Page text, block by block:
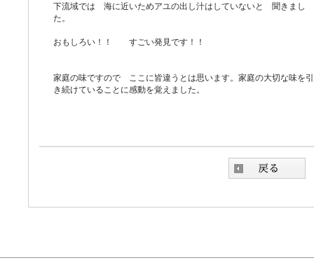
下流域では 海に近いためアユの出し汁はしていないと 聞きまし
た。
おもしろい！！ すごい発見です！！
家庭の味ですので ここに皆違うとは思います。家庭の大切な味を引
き続けていることに感動を覚えました。